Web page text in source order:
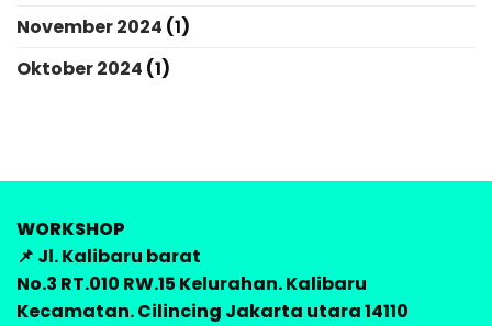
November 2024 (1)
Oktober 2024 (1)
WORKSHOP
📌 Jl. Kalibaru barat
No.3 RT.010 RW.15 Kelurahan. Kalibaru
Kecamatan. Cilincing Jakarta utara 14110